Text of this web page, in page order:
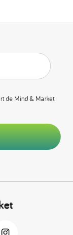
de Mind & Market